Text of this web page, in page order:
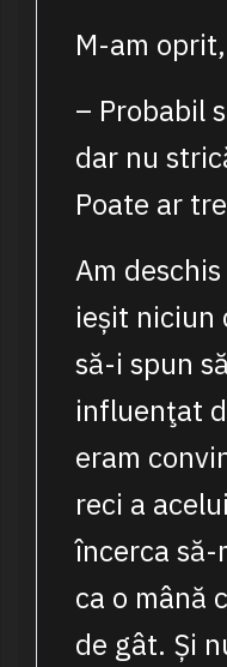
M-am
– Probabil
dar nu
Poate ar
Am
ieșit niciun
să-i spun
influenţat
eram
reci a
încerca să-
ca o mână
de gât. Și